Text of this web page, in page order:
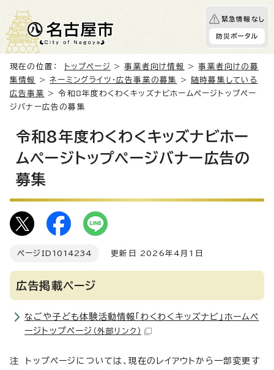
緊急情報なし
防災ポータル
現在の位置： トップページ >事業者向け情報 >事業者向けの募
集情報
>ネーミングライツ・広告事業の募集 >
随時募集している
広告事業
> 令和8年度わくわくキッズナビホームページトップペー
ジバナー広告の募集
令和8年度わくわくキッズナビホー
ムページトップページバナー広告の
募集
ページID 1014234 更新日 2026年4月1日
広告掲載ページ
なごや子ども体験活動情報「わくわくキッズナビ」ホームペ
ージトップページ （外部リンク）
注 トップページについては、現在のレイアウトから一部変更す